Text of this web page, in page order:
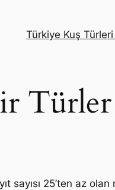
Türkiye Kuş
Türler
sayısı 25’ten az